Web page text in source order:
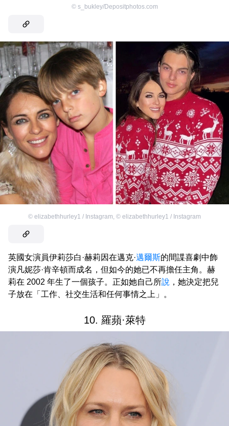
© s_bukley/Depositphotos.com
© elizabethhurley1 / Instagram, © elizabethhurley1 / Instagram
英國女演員伊莉莎白·赫莉因在邁克·邁爾斯的間諜喜劇中飾
演凡妮莎·肯辛頓而成名，但如今的她已不再擔任主角。赫
莉在 2002 年生了一個孩子。正如她自己所說 ，她決定把兒
子放在「工作、社交生活和任何事情之上」。
10. 羅蘋·萊特